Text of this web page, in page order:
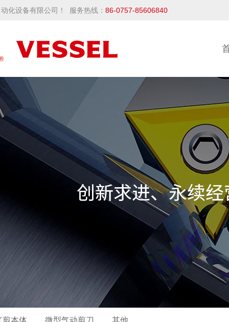
化设备有限公司！ 服务热线： 86-0757-85606840
剪本体 微型气动剪刀 其他